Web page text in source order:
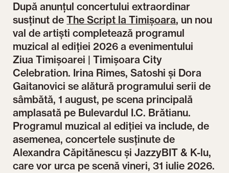
După anunțul concertului extraordinar
susținut deThe Script la Timișoara, un nou
val de artiști completează programul
muzical al ediției 2026 a evenimentului
Ziua Timișoarei | Timișoara City
Celebration. Irina Rimes, Satoshi și Dora
Gaitanovici se alătură programului serii de
sâmbătă, 1 august, pe scena principală
amplasată pe Bulevardul I.C. Brătianu.
Programul muzical al ediției va include, de
asemenea, concertele susținute de
Alexandra Căpitănescu și JazzyBIT & K-lu,
care vor urca pe scenă vineri, 31 iulie 2026.